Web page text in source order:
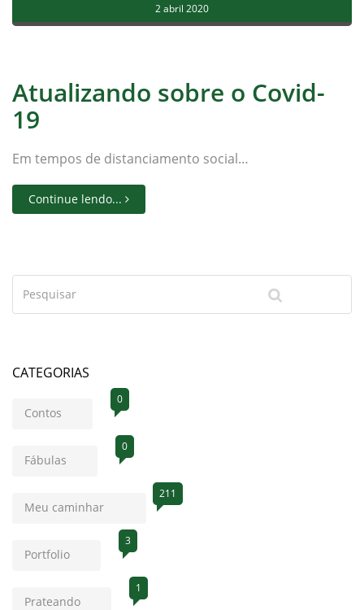
2 abril 2020
Atualizando sobre o Covid-
19
Em tempos de distanciamento social…
Continue lendo...
CATEGORIAS
Contos
0
Fábulas
0
Meu caminhar
211
Portfolio
3
Prateando
1